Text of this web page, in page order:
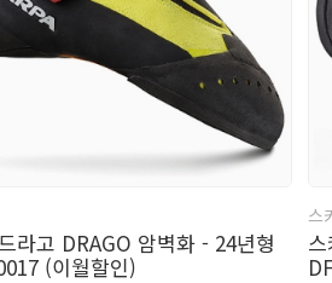
라고 DRAGO 암벽화 - 24년형
(이월할인)
스